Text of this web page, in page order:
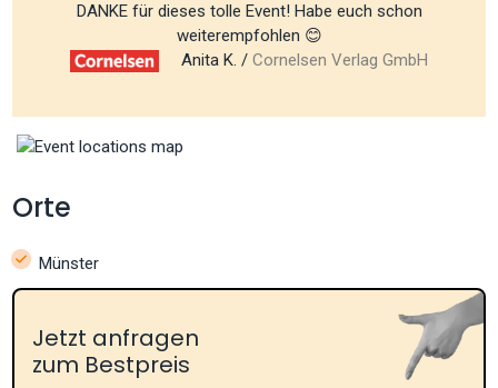
DANKE für dieses tolle Event! Habe euch schon
weiterempfohlen 😊
Anita K. / Cornelsen Verlag GmbH
Orte
Münster
Jetzt anfragen
zum Bestpreis